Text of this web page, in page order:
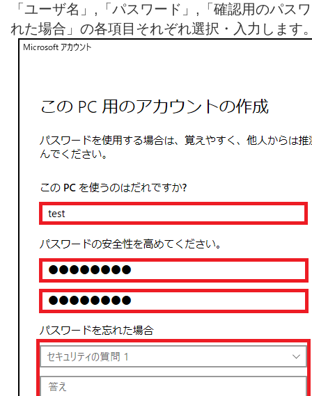
「ユーザ名」,「パスワード」,「確認用のパス
れた場合」の各項目それぞれ選択・入力します